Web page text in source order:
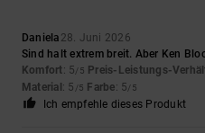
Daniela 28. Juni 2026
Sind halt extrem breit. Aber Ken
Komfort: 5/5 Preis-Leistungs-
Material: 5 /5 Farbe: 5/5
Ich empfehle dieses Produkt